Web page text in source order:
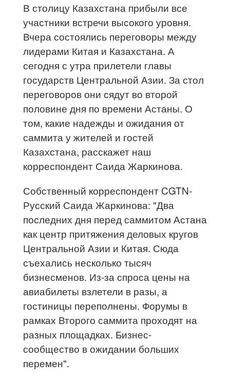
В столицу Казахстана прибыли все
участники встречи высокого уровня.
Вчера состоялись переговоры между
лидерами Китая и Казахстана. А
сегодня с утра прилетели главы
государств Центральной Азии. За стол
переговоров они сядут во второй
половине дня по времени Астаны. О
том, какие надежды и ожидания от
саммита у жителей и гостей
Казахстана, расскажет наш
корреспондент Саида Жаркинова.
Собственный корреспондент CGTN-
Русский Саида Жаркинова: "Два
последних дня перед саммитом Астана
как центр притяжения деловых кругов
Центральной Азии и Китая. Сюда
съехались несколько тысяч
бизнесменов. Из-за спроса цены на
авиабилеты взлетели в разы, а
гостиницы переполнены. Форумы в
рамках Второго саммита проходят на
разных площадках. Бизнес-
сообщество в ожидании больших
перемен".